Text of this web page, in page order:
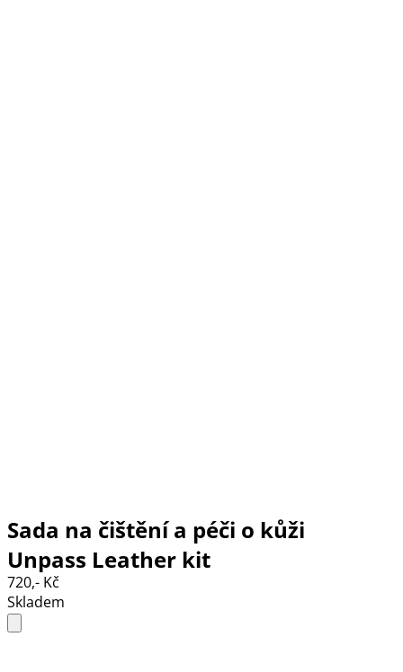
Sada na čištění a péči o kůži
Unpass Leather kit
720,- Kč
Skladem